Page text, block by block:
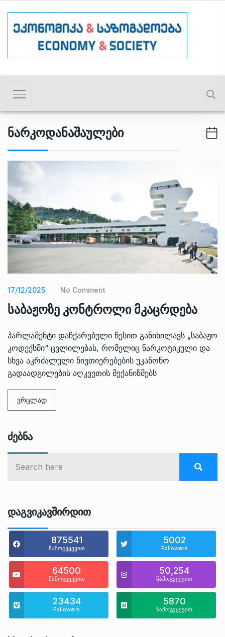
Ნარკოდანაშაულები
17/12/2025 No Comment
საბაჟოზე კონტროლი მკაცრდება
პარლამენტი დაჩქარებული წესით განიხილავს „საბაჟო
კოდექსში“ ცვლილებას, რომელიც ნარკოტიკული და
სხვა აკრძალული ნივთიერებების უკანონო
გადაადგილების აღკვეთის მექანიზმებს
ვრცლად
Ძებნა
Დაგვიკავშირდით
875541
წამოგვყევით
5002
Followers
64500
წამოგვყევით
50,254
წამოგვყევით
23434
Followers
5870
წამოგვყევით